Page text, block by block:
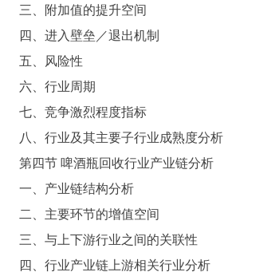
三、附加值的提升空间
四、进入壁垒／退出机制
五、风险性
六、行业周期
七、竞争激烈程度指标
八、行业及其主要子行业成熟度分析
第四节 啤酒瓶回收行业产业链分析
一、产业链结构分析
二、主要环节的增值空间
三、与上下游行业之间的关联性
四、行业产业链上游相关行业分析